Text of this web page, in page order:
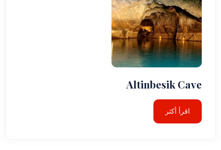
Altinbesik Cave
اقرأ أكثر